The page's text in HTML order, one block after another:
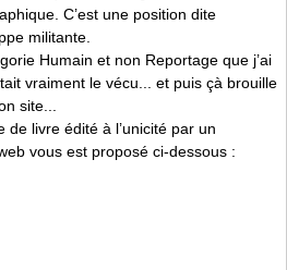
C’est une position dite
militante.
Humain et non Reportage que j’ai
vraiment le vécu... et puis çà brouille
site...
livre édité à l’unicité par un
vous est proposé ci-dessous :